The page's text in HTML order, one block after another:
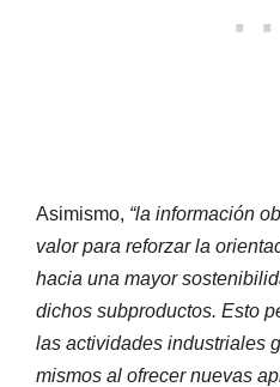
Asimismo, “la información
valor para reforzar la
hacia una mayor
dichos subproductos. Esto
las actividades industriales
mismos al ofrecer nuevas